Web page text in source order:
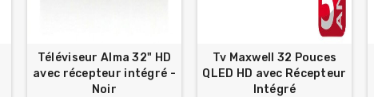
Téléviseur Alma 32" HD
avec récepteur intégré -
Noir
Tv Maxwell 32 Pouces
QLED HD avec Récepteur
Intégré